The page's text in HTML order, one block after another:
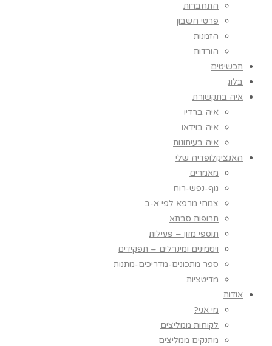
התחברות
פרטי חשבון
הזמנות
הורדות
תכשיטים
בלוג
איה בתקשורת
איה ברדיו
איה בוידאו
איה בעיתונות
האנציקלופדיה שלי
מאמרים
גוף-נפש-רוח
צמחי מרפא לפי א-ב
תרופות סבתא
תוספי מזון – פעילות
ויטמינים ומינרלים – תפקידים
ספר מתכונים-מדריכים-מתנות
מדיטציות
אודות
מי אני?
לקוחות ממליצים
מתנקים ממליצים